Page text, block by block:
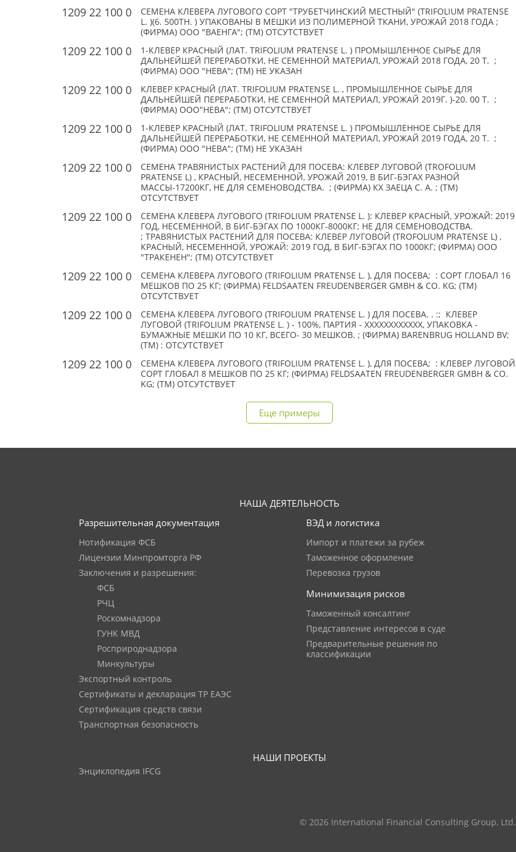
1209 22 100 0
СЕМЕНА КЛЕВЕРА ЛУГОВОГО СОРТ "ТРУБЕТЧИНСКИЙ МЕСТНЫЙ" (TRIFOLIUM PRATENSE
L. )(6. 500ТН. ) УПАКОВАНЫ В МЕШКИ ИЗ ПОЛИМЕРНОЙ ТКАНИ, УРОЖАЙ 2018 ГОДА ;
(ФИРМА) ООО "ВАЕНГА"; (TM) ОТСУТСТВУЕТ
1209 22 100 0
1-КЛЕВЕР КРАСНЫЙ (ЛАТ. TRIFOLIUM PRATENSE L. ) ПРОМЫШЛЕННОЕ СЫРЬЕ ДЛЯ
ДАЛЬНЕЙШЕЙ ПЕРЕРАБОТКИ, НЕ СЕМЕННОЙ МАТЕРИАЛ, УРОЖАЙ 2018 ГОДА, 20 Т. ;
(ФИРМА) ООО "НЕВА"; (TM) НЕ УКАЗАН
1209 22 100 0
КЛЕВЕР КРАСНЫЙ (ЛАТ. TRIFOLIUM PRATENSE L. , ПРОМЫШЛЕННОЕ СЫРЬЕ ДЛЯ
ДАЛЬНЕЙШЕЙ ПЕРЕРАБОТКИ, НЕ СЕМЕННОЙ МАТЕРИАЛ, УРОЖАЙ 2019Г. )-20. 00 Т. ;
(ФИРМА) ООО"НЕВА"; (TM) ОТСУТСТВУЕТ
1209 22 100 0
1-КЛЕВЕР КРАСНЫЙ (ЛАТ. TRIFOLIUM PRATENSE L. ) ПРОМЫШЛЕННОЕ СЫРЬЕ ДЛЯ
ДАЛЬНЕЙШЕЙ ПЕРЕРАБОТКИ, НЕ СЕМЕННОЙ МАТЕРИАЛ, УРОЖАЙ 2019 ГОДА, 20 Т. ;
(ФИРМА) ООО "НЕВА"; (TM) НЕ УКАЗАН
1209 22 100 0
СЕМЕНА ТРАВЯНИСТЫХ РАСТЕНИЙ ДЛЯ ПОСЕВА: КЛЕВЕР ЛУГОВОЙ (TROFOLIUM
PRATENSE L) , КРАСНЫЙ, НЕСЕМЕННОЙ, УРОЖАЙ 2019, В БИГ-БЭГАХ РАЗНОЙ
МАССЫ-17200КГ, НЕ ДЛЯ СЕМЕНОВОДСТВА. ; (ФИРМА) КХ ЗАЕЦА С. А. ; (TM)
ОТСУТСТВУЕТ
1209 22 100 0
СЕМЕНА КЛЕВЕРА ЛУГОВОГО (TRIFOLIUM PRATENSE L. ): КЛЕВЕР КРАСНЫЙ, УРОЖАЙ: 2019
ГОД, НЕСЕМЕННОЙ, В БИГ-БЭГАХ ПО 1000КГ-8000КГ; НЕ ДЛЯ СЕМЕНОВОДСТВА.
; ТРАВЯНИСТЫХ РАСТЕНИЙ ДЛЯ ПОСЕВА: КЛЕВЕР ЛУГОВОЙ (TROFOLIUM PRATENSE L) ,
КРАСНЫЙ, НЕСЕМЕННОЙ, УРОЖАЙ: 2019 ГОД, В БИГ-БЭГАХ ПО 1000КГ; (ФИРМА) ООО
"ТРАКЕНЕН"; (TM) ОТСУТСТВУЕТ
1209 22 100 0
СЕМЕНА КЛЕВЕРА ЛУГОВОГО (TRIFOLIUM PRATENSE L. ), ДЛЯ ПОСЕВА; : СОРТ ГЛОБАЛ 16
МЕШКОВ ПО 25 КГ; (ФИРМА) FELDSAATEN FREUDENBERGER GMBH & CO. KG; (TM)
ОТСУТСТВУЕТ
1209 22 100 0
СЕМЕНА КЛЕВЕРА ЛУГОВОГО (TRIFOLIUM PRATENSE L. ) ДЛЯ ПОСЕВА. . :; КЛЕВЕР
ЛУГОВОЙ (TRIFOLIUM PRATENSE L. ) - 100%, ПАРТИЯ - XXXXXXXXXXXX, УПАКОВКА -
БУМАЖНЫЕ МЕШКИ ПО 10 КГ, ВСЕГО- 30 МЕШКОВ. ; (ФИРМА) BARENBRUG HOLLAND BV;
(TM) : ОТСУТСТВУЕТ
1209 22 100 0
СЕМЕНА КЛЕВЕРА ЛУГОВОГО (TRIFOLIUM PRATENSE L. ), ДЛЯ ПОСЕВА; : КЛЕВЕР ЛУГОВОЙ
СОРТ ГЛОБАЛ 8 МЕШКОВ ПО 25 КГ; (ФИРМА) FELDSAATEN FREUDENBERGER GMBH & CO.
KG; (TM) ОТСУТСТВУЕТ
Еще примеры
НАША ДЕЯТЕЛЬНОСТЬ
Разрешительная документация
Нотификация ФСБ
Лицензии Минпромторга РФ
Заключения и разрешения:
ФСБ
РЧЦ
Роскомнадзора
ГУНК МВД
Росприроднадзора
Минкультуры
Экспортный контроль
Сертификаты и декларация ТР ЕАЭС
Сертификация средств связи
Транспортная безопасность
ВЭД и логистика
Импорт и платежи за рубеж
Таможенное оформление
Перевозка грузов
Минимизация рисков
Таможенный консалтинг
Представление интересов в суде
Предварительные решения по
классификации
НАШИ ПРОЕКТЫ
Энциклопедия IFCG
© 2026 International Financial Consulting Group, Ltd.